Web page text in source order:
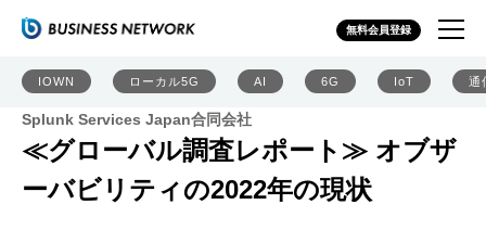
無料会員登録
IOWN ローカル5G AI 6G IoT 通
Splunk Services Japan合同会社
≪グローバル調査レポート≫ オブザ
ーバビリティの2022年の現状